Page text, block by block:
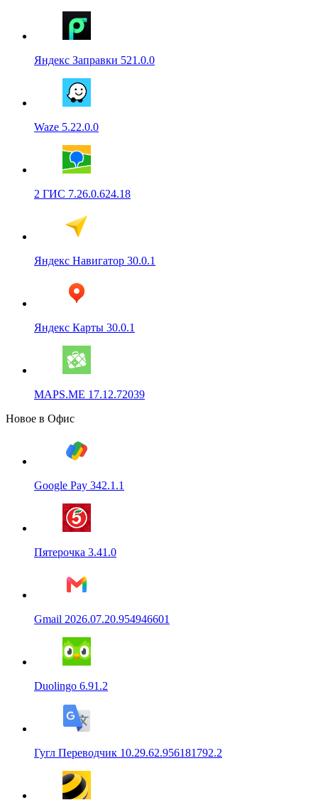
Яндекс Заправки 521.0.0
Waze 5.22.0.0
2 ГИС 7.26.0.624.18
Яндекс Навигатор 30.0.1
Яндекс Карты 30.0.1
MAPS.ME 17.12.72039
Новое в Офис
Google Pay 342.1.1
Пятерочка 3.41.0
Gmail 2026.07.20.954946601
Duolingo 6.91.2
Гугл Переводчик 10.29.62.956181792.2